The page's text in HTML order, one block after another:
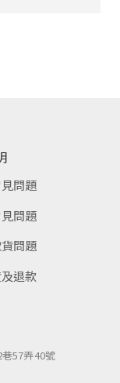
問題
問題
問題
退款
57弄40號